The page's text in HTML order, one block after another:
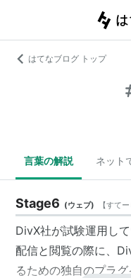
はてなブログ トップ
言葉の解説 ネット
Stage6 (ウェブ) 【すて
DivX社が試験運用し
配信と閲覧の際に、
るための独自のプラ